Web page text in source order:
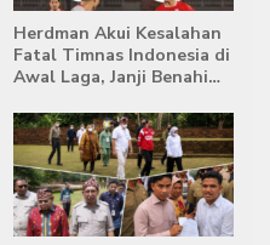
Herdman Akui Kesalahan
Fatal Timnas Indonesia di
Awal Laga, Janji Benahi
Singapura